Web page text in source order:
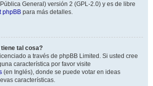
General) versión 2 (GPL-2.0) y es de libre
phpBB para más detalles.
tal cosa?
a través de phpBB Limited. Si usted cree
característica por favor visite
(en Inglés), donde se puede votar en ideas
características.